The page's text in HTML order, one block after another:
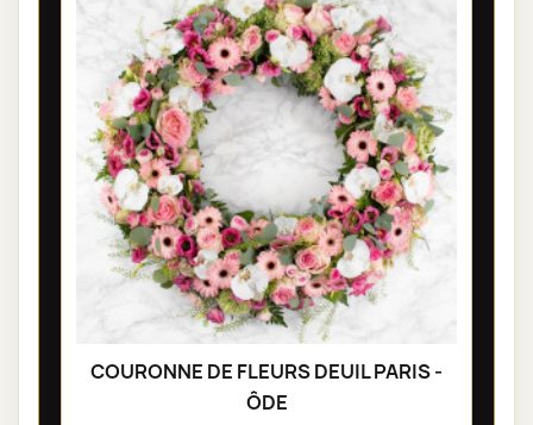
COURONNE DE FLEURS DEUIL PARIS -
ÔDE